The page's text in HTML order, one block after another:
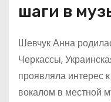
шаги в
Шевчук Анна
Черкассы,
проявляла интерес
вокалом в местной